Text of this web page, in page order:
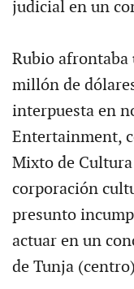
judicial en un
Rubio afrontaba
millón de
interpuesta en
Entertainment,
Mixto de
corporación
presunto
actuar en un
de Tunja